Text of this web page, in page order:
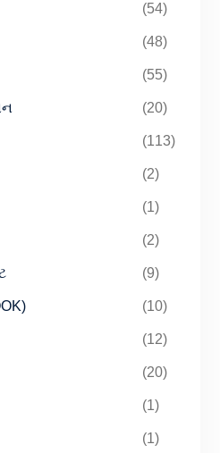
(54)
(48)
(55)
(20)
(113)
(2)
(1)
(2)
(9)
(10)
(12)
(20)
(1)
(1)